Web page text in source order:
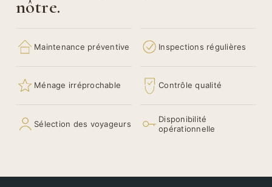
nôtre.
Maintenance préventive Inspections régulières
Ménage irréprochable Contrôle qualité
Sélection des voyageurs
Disponibilité
opérationnelle